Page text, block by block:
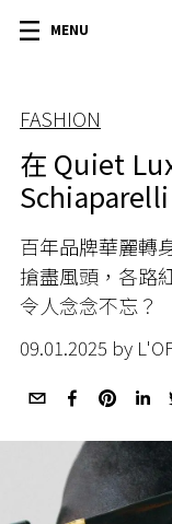
MENU
FASHION
在 Quiet
百年品牌華麗轉
搶盡風頭，各路
令人念念不忘？
09.01.2025 by